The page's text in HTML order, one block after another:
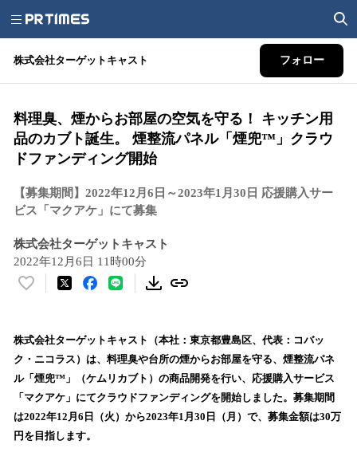
株式会社ターゲットキャスト フォロー
料理臭、煙からお部屋の空気を守る！ キッチン用
品のカブト誕生。 煙整流パネル「煙兜™」クラウ
ドファンディング開始
【募集期間】2022年12月6日～2023年1月30日 応援購入サー
ビス「マクアケ」にて募集
株式会社ターゲットキャスト
2022年12月6日 11時00分
い
！
数
を
読
込
み
株式会社ターゲットキャスト（本社：東京都豊島区、代表：コバッ
ク・ニコラス）は、料理臭や台所の煙からお部屋を守る、煙整流パネ
ル「煙兜™」（ケムリカブト）の商品開発を行い、応援購入サービス
「マクアケ」にてクラウドファンディングを開始しました。募集期間
は2022年12月6日（火）から2023年1月30日（月）で、募集金額は30万
円を目指します。